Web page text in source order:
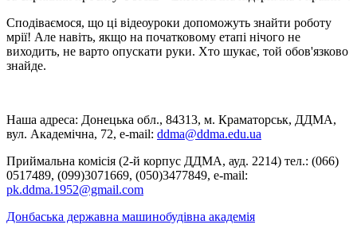
Сподіваємося, що ці відеоуроки допоможуть знайти роботу
мрії! Але навіть, якщо на початковому етапі нічого не
виходить, не варто опускати руки. Хто шукає, той обов'язково
знайде.
Наша адреса: Донецька обл., 84313, м. Краматорськ, ДДМА,
вул. Академічна, 72, е-mail: ddma@ddma.edu.ua
Приймальна комісія (2-й корпус ДДМА, ауд. 2214) тел.: (066)
0517489, (099)3071669, (050)3477849, e-mail:
pk.ddma.1952@gmail.com
Донбаська державна машинобудівна академія